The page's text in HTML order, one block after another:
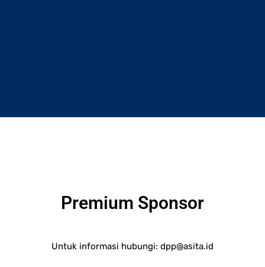
Premium Sponsor
Untuk informasi hubungi: dpp@asita.id